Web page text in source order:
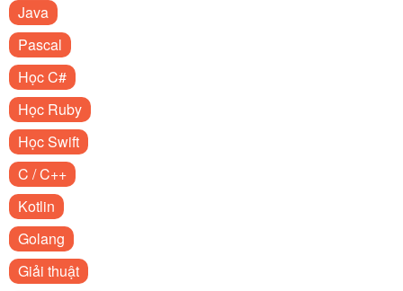
Java
Pascal
Học C#
Học Ruby
Học Swift
C / C++
Kotlin
Golang
Giải thuật